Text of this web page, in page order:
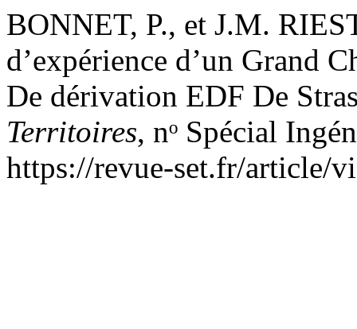
BONNET, P., et J.M.
d’expérience d’un Grand
De dérivation EDF De
Territoires, nᵒ Spécial
https://revue-set.fr/article/